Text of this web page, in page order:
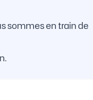
sommes en train de